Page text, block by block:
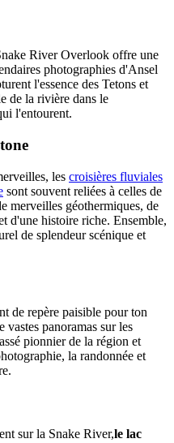
River Overlook offre une
photographies d'Ansel
l'essence des Tetons et
de la rivière dans le
l'entourent.
les croisières fluviales
sont souvent reliées à celles de
merveilles géothermiques, de
d'une histoire riche. Ensemble,
de splendeur scénique et
de repère paisible pour ton
panoramas sur les
pionnier de la région et
la randonnée et
sur la Snake River,le lac